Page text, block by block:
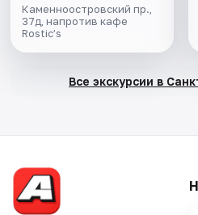
Каменноостровский пр.,
37д, напротив кафе
Rostic’s
Все экскурсии в